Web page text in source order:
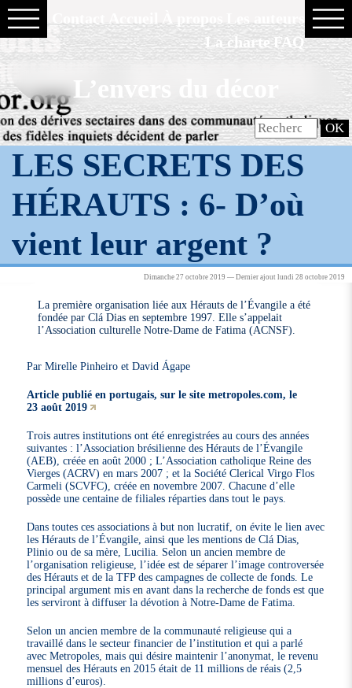
La charte FAQ
L’envers du décor
LES SECRETS DES
HÉRAUTS : 6- D’où
vient leur argent ?
Dimanche 27 octobre 2019 — Dernier ajout lundi 28 octobre 2019
La première organisation liée aux Hérauts de l’Évangile a été
fondée par Clá Dias en septembre 1997. Elle s’appelait
l’Association culturelle Notre-Dame de Fatima (ACNSF).
Par Mirelle Pinheiro et David Ágape
Article publié en portugais, sur le site metropoles.com, le
23 août 2019
Trois autres institutions ont été enregistrées au cours des années
suivantes : l’Association brésilienne des Hérauts de l’Évangile
(AEB), créée en août 2000 ; L’Association catholique Reine des
Vierges (ACRV) en mars 2007 ; et la Société Clerical Virgo Flos
Carmeli (SCVFC), créée en novembre 2007. Chacune d’elle
possède une centaine de filiales réparties dans tout le pays.
Dans toutes ces associations à but non lucratif, on évite le lien avec
les Hérauts de l’Évangile, ainsi que les mentions de Clá Dias,
Plinio ou de sa mère, Lucilia. Selon un ancien membre de
l’organisation religieuse, l’idée est de séparer l’image controversée
des Hérauts et de la TFP des campagnes de collecte de fonds. Le
principal argument mis en avant dans la recherche de fonds est que
les serviront à diffuser la dévotion à Notre-Dame de Fatima.
Selon un ancien membre de la communauté religieuse qui a
travaillé dans le secteur financier de l’institution et qui a parlé
avec Metropoles, mais qui désire maintenir l’anonymat, le revenu
mensuel des Hérauts en 2015 était de 11 millions de réais (2,5
millions d’euros).